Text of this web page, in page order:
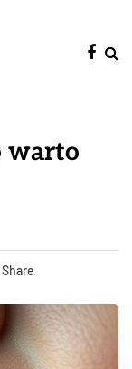
warto
Share